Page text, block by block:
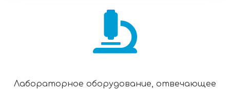
Лабораторное оборудование, отвечающее